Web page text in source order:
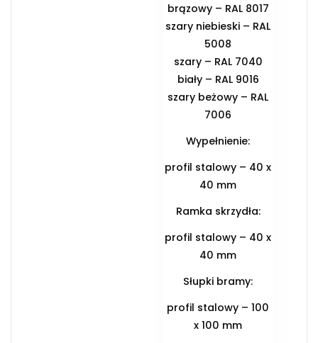
brązowy – RAL 8017
szary niebieski – RAL
5008
szary – RAL 7040
biały – RAL 9016
szary beżowy – RAL
7006
Wypełnienie:
profil stalowy – 40 x
40 mm
Ramka skrzydła:
profil stalowy – 40 x
40 mm
Słupki bramy:
profil stalowy – 100
x 100 mm